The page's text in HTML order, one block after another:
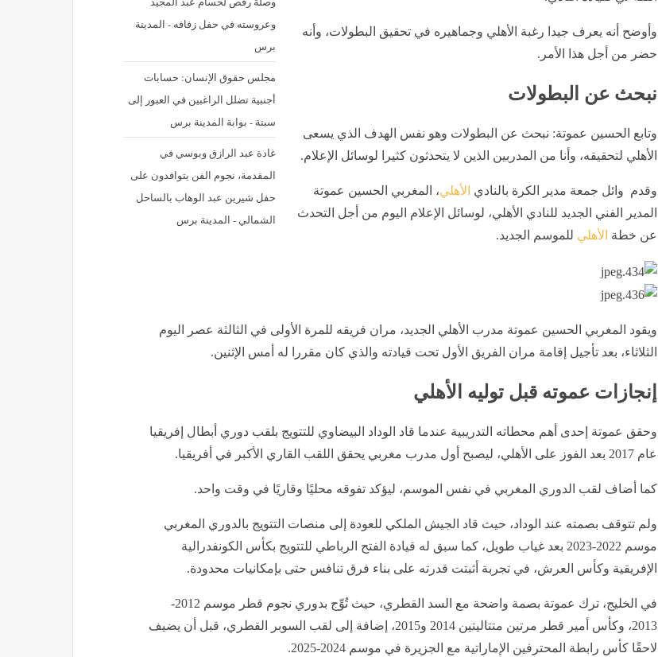
وعروسته في حفل زفافه - المدينة
برس
مجلس حقوق الإنسان: حسابات
أجنبية تضلل الراغبين في العبور إلى
سبتة - بوابة المدينة برس
غادة عبد الرازق وبوسي في
المقدمة، نجوم الفن يتوافدون على
حفل شيرين عبد الوهاب بالساحل
الشمالي - المدينة برس
وأوضح أنه يعرف جيدا رغبة الأهلي وجماهيره في تحقيق البطولات، وأنه
حضر من أجل هذا الأمر.
نبحث عن البطولات
وتابع الحسين عموتة: نبحث عن البطولات وهو نفس الهدف الذي يسعى
الأهلي لتحقيقه، وأنا من المدربين الذين لا يتحدثون كثيرا لوسائل الإعلام.
وقدم وائل جمعة مدير الكرة بالنادي الأهلي، المغربي الحسين عموتة
المدير الفني الجديد للنادي الأهلي، لوسائل الإعلام اليوم من أجل التحدث
عن خطة الأهلي للموسم الجديد.
ويقود المغربي الحسين عموتة مدرب الأهلي الجديد، مران فريقه للمرة الأولى في الثالثة عصر اليوم
الثلاثاء، بعد تأجيل إقامة مران الفريق الأول تحت قيادته والذي كان مقررا له أمس الإثنين.
إنجازات عموته قبل توليه الأهلي
وحقق عموتة إحدى أهم محطاته التدريبية عندما قاد الوداد البيضاوي للتتويج بلقب دوري أبطال إفريقيا
عام 2017 بعد الفوز على الأهلي، ليصبح أول مدرب مغربي يحقق اللقب القاري الأكبر في أفريقيا.
كما أضاف لقب الدوري المغربي في نفس الموسم، ليؤكد تفوقه محليًا وقاريًا في وقت واحد.
ولم تتوقف بصمته عند الوداد، حيث قاد الجيش الملكي للعودة إلى منصات التتويج بالدوري المغربي
موسم 2022-2023 بعد غياب طويل، كما سبق له قيادة الفتح الرباطي للتتويج بكأس الكونفدرالية
الإفريقية وكأس العرش، في تجربة أثبتت قدرته على بناء فرق تنافس حتى بإمكانيات محدودة.
في الخليج، ترك عموتة بصمة واضحة مع السد القطري، حيث تُوِّج بدوري نجوم قطر موسم 2012-
2013، وكأس أمير قطر مرتين متتاليتين 2014 و2015، إضافة إلى لقب السوبر القطري، قبل أن يضيف
لاحقًا كأس رابطة المحترفين الإماراتية مع الجزيرة في موسم 2024-2025.